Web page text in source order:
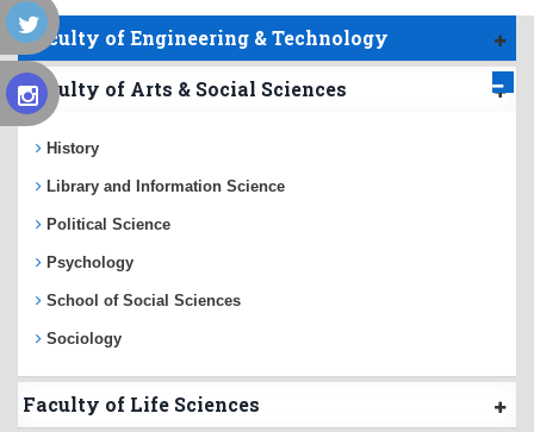
Faculty of Engineering & Technology
Faculty of Arts & Social Sciences
History
Library and Information Science
Political Science
Psychology
School of Social Sciences
Sociology
Faculty of Life Sciences